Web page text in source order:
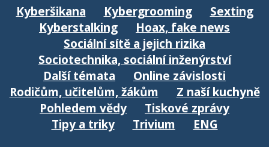
Kyberšikana Kybergrooming
Sexting
Kyberstalking
Hoax, fake news
Sociální sítě a jejich rizika
Sociotechnika, sociální inženýrství
Další témata
Online závislosti
Rodičům, učitelům, žákům
Z naší kuchyně
Pohledem vědy
Tiskové zprávy
Tipy a triky
Trivium ENG